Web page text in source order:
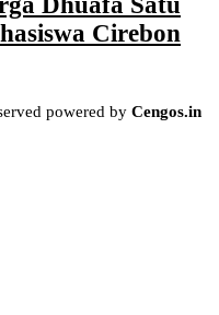
Cirebon
powered by Cengos.in